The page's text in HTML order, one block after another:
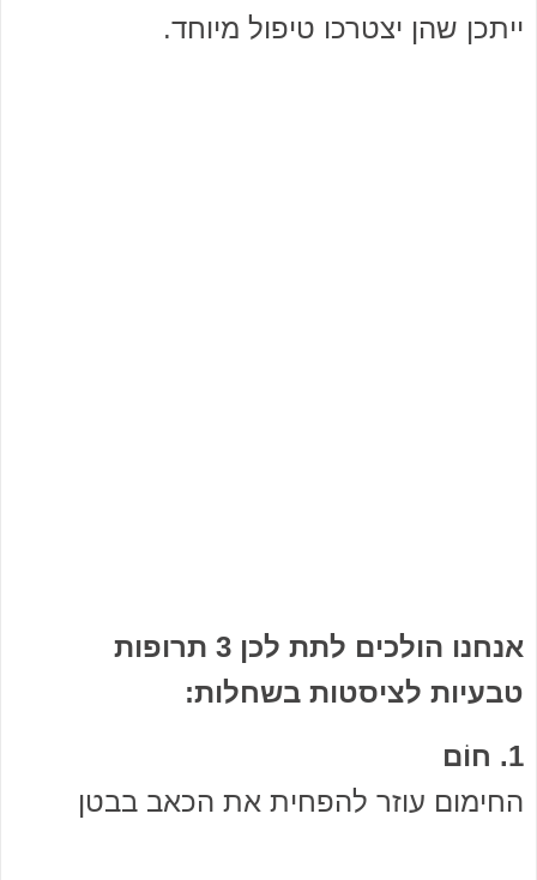
ייתכן שהן יצטרכו טיפול מיוחד.
אנחנו הולכים לתת לכן 3 תרופות
טבעיות לציסטות בשחלות:
1. חוֹם
החימום עוזר להפחית את הכאב בבטן